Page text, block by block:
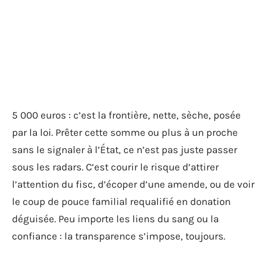
5 000 euros : c’est la frontière, nette, sèche, posée
par la loi. Prêter cette somme ou plus à un proche
sans le signaler à l’État, ce n’est pas juste passer
sous les radars. C’est courir le risque d’attirer
l’attention du fisc, d’écoper d’une amende, ou de voir
le coup de pouce familial requalifié en donation
déguisée. Peu importe les liens du sang ou la
confiance : la transparence s’impose, toujours.